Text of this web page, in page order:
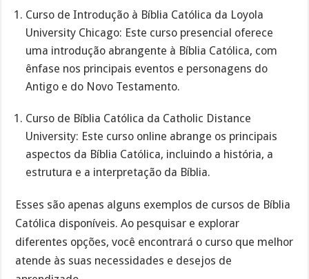
Curso de Introdução à Bíblia Católica da Loyola
University Chicago: Este curso presencial oferece
uma introdução abrangente à Bíblia Católica, com
ênfase nos principais eventos e personagens do
Antigo e do Novo Testamento.
Curso de Bíblia Católica da Catholic Distance
University: Este curso online abrange os principais
aspectos da Bíblia Católica, incluindo a história, a
estrutura e a interpretação da Bíblia.
Esses são apenas alguns exemplos de cursos de Bíblia
Católica disponíveis. Ao pesquisar e explorar
diferentes opções, você encontrará o curso que melhor
atende às suas necessidades e desejos de